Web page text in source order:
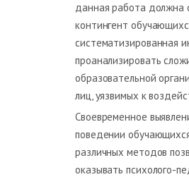
данная работа должна
контингент
систематизированная
проанализировать
образовательной
лиц, уязвимых к
Своевременное
поведении
различных методов
оказывать психолого-